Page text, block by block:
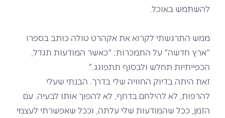
להשתמש באוכל.
ממש התרגשתי לקרוא את אקהרט טולה כותב בספרו
"ארץ חדשה" על התמכרות: "כאשר המודעות תגדל,
הכפייתיות תחלש ולבסוף תתפוגג."
זאת היתה בדיוק החוויה שלי בדרך. הבנתי שעלי
להרפות, לא להילחם בדחף, לא להפוך אותו לבעיה. עם
הזמן, ככל שהמודעות שלי עלתה, וככל שאפשרתי לעצמי